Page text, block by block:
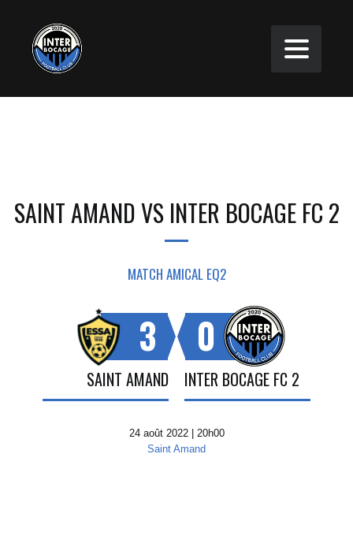
SAINT AMAND VS INTER BOCAGE FC 2
MATCH AMICAL EQ2
3
SAINT AMAND
0
INTER BOCAGE FC 2
24 août 2022 | 20h00
Saint Amand